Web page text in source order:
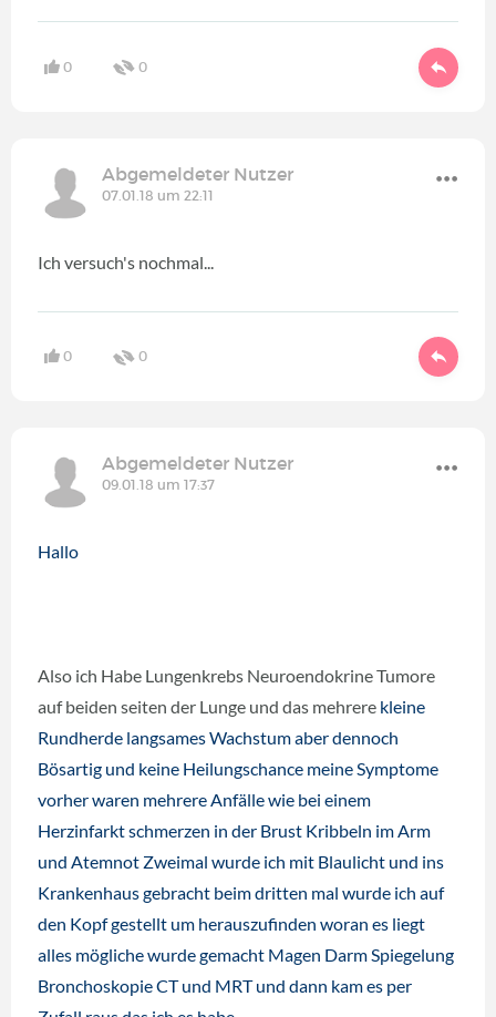
0 0
Abgemeldeter Nutzer
07.01.18 um 22:11
Ich versuch's nochmal...
0 0
Abgemeldeter Nutzer
09.01.18 um 17:37
Hallo
Also ich Habe Lungenkrebs Neuroendokrine Tumore
auf beiden seiten der Lunge und das mehrere kleine
Rundherde langsames Wachstum aber dennoch
Bösartig und keine Heilungschance meine Symptome
vorher waren mehrere Anfälle wie bei einem
Herzinfarkt schmerzen in der Brust Kribbeln im Arm
und Atemnot Zweimal wurde ich mit Blaulicht und ins
Krankenhaus gebracht beim dritten mal wurde ich auf
den Kopf gestellt um herauszufinden woran es liegt
alles mögliche wurde gemacht Magen Darm Spiegelung
Bronchoskopie CT und MRT und dann kam es per